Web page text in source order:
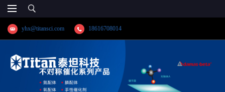
yhx@titansci.com 18616708014